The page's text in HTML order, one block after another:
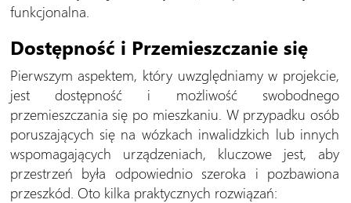
funkcjonalna.
Dostępność i Przemieszczanie się
Pierwszym aspektem, który uwzględniamy w projekcie,
jest dostępność i możliwość swobodnego
przemieszczania się po mieszkaniu. W przypadku osób
poruszających się na wózkach inwalidzkich lub innych
wspomagających urządzeniach, kluczowe jest, aby
przestrzeń była odpowiednio szeroka i pozbawiona
przeszkód. Oto kilka praktycznych rozwiązań: